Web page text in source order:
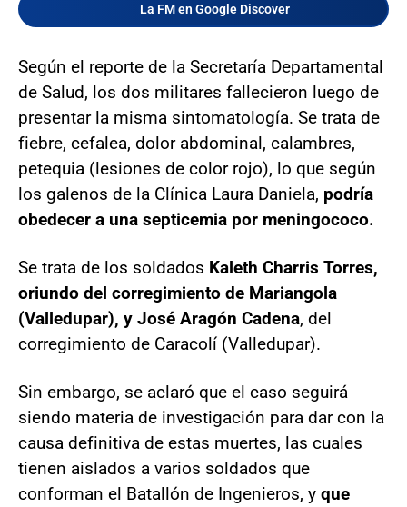
La FM en Google Discover
Según el reporte de la Secretaría Departamental
de Salud, los dos militares fallecieron luego de
presentar la misma sintomatología. Se trata de
fiebre, cefalea, dolor abdominal, calambres,
petequia (lesiones de color rojo), lo que según
los galenos de la Clínica Laura Daniela, podría
obedecer a una septicemia por meningococo.
Se trata de los soldados Kaleth Charris Torres,
oriundo del corregimiento de Mariangola
(Valledupar), y José Aragón Cadena, del
corregimiento de Caracolí (Valledupar).
Sin embargo, se aclaró que el caso seguirá
siendo materia de investigación para dar con la
causa definitiva de estas muertes, las cuales
tienen aislados a varios soldados que
conforman el Batallón de Ingenieros, y que